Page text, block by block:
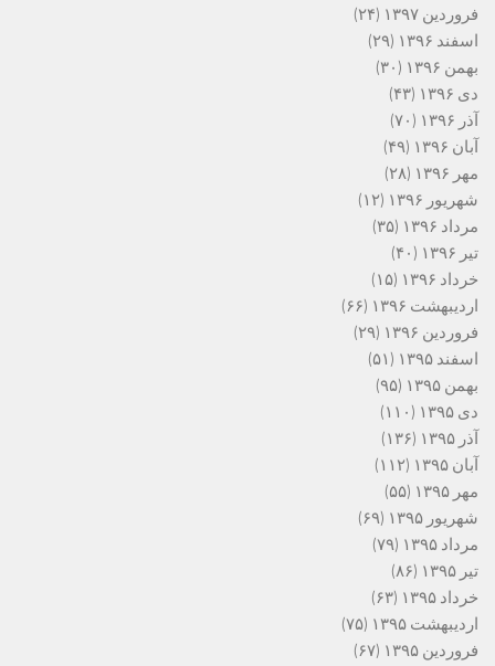
فروردین ۱۳۹۷
(۲۴)
اسفند ۱۳۹۶
(۲۹)
بهمن ۱۳۹۶
(۳۰)
دی ۱۳۹۶
(۴۳)
آذر ۱۳۹۶
(۷۰)
آبان ۱۳۹۶
(۴۹)
مهر ۱۳۹۶
(۲۸)
شهریور ۱۳۹۶
(۱۲)
مرداد ۱۳۹۶
(۳۵)
تیر ۱۳۹۶
(۴۰)
خرداد ۱۳۹۶
(۱۵)
اردیبهشت ۱۳۹۶
(۶۶)
فروردین ۱۳۹۶
(۲۹)
اسفند ۱۳۹۵
(۵۱)
بهمن ۱۳۹۵
(۹۵)
دی ۱۳۹۵
(۱۱۰)
آذر ۱۳۹۵
(۱۳۶)
آبان ۱۳۹۵
(۱۱۲)
مهر ۱۳۹۵
(۵۵)
شهریور ۱۳۹۵
(۶۹)
مرداد ۱۳۹۵
(۷۹)
تیر ۱۳۹۵
(۸۶)
خرداد ۱۳۹۵
(۶۳)
اردیبهشت ۱۳۹۵
(۷۵)
فروردین ۱۳۹۵
(۶۷)